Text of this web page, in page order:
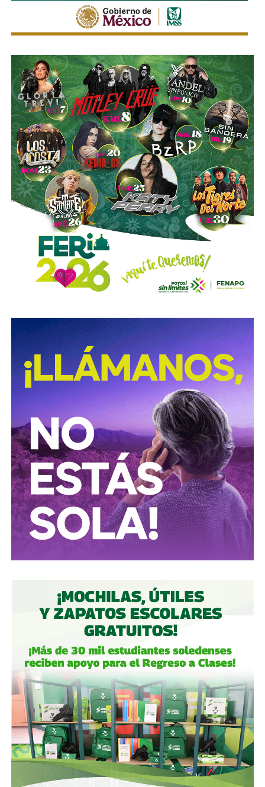
hacerse responsable de sus publicaciones de manera
Los espero, yo no tengo prisa, confío en su
profunda intolerancia al ego herido.
Ahora, lo que hace posible este cambio no es solo un
arranque de valentía ni mi despertar ese de madrugada.
Detrás de estos cambios, nuestro medio empieza a
operar una infraestructura de inteligencia artificial
diseñada para hacer lo que ningún equipo humano puede
hacer todos los días con todo lo que se publica: leer la
información, desarmarla, extraer los datos cuando se
detecten , y cruzarlos contra la memoria de lo que ya se
dijo antes.
La máquina recuerda lo que luego el poder confía en que
se nos olvide.Esa será su función y también su límite:
propone, pero un ser humano dispone.Ninguna
evaluación, criterio o producto se publicará jamás sin el
cuidado de un periodista.
El día que eso se invierta, y
dejemos todo a la maquina, entonces cierren esta
página porque ya no seremos nosotros. El periodismo
perdiendo todo sentido.
El primer paso de este camino tiene nombre y
se
entregará desde mañana a un círculo muy reducido al
que mantendré en mis listas de difusión, lo bauticé
como “A Tiempo y Marcando el Ritmo”.
Ese es solo el inicio. Hay más productos en camino y
cambios estructurales que iremos anunciando conforme
estén listos —no antes, porque aquí no vamos a
cometer el pecado que le señalamos al poder de
anunciar lo que todavía no existe.
Empezamos en San Luis Potosí, que es donde el águila
paró y donde han iniciado, nacido y generado hombres,
mujeres, movimientos, piezas y talentos de valor
universal.
Sin embargo,la vieja enfermedad de la repetición
narrativas y relatos mediáticos desde el poder,
mismos que obedecen al piramidal filtro del discurso
occidental de producción, consumo y miedo,no es un
problema exclusivo ni de nuestro estado ni país, es un
asunto continental.
Y es que ese sistemaviejo como Matusalen, junto a la
velocidad sin criterio de las herramientas a la mano,el
peligroso scroll incuestionable,el reto de informar en 4
palabras o detener al navegante en dos segundos, ha
generado dos cosas:nuevas especies en el espectro
de la comunicación y el periodismo, y la desalmada
condena que nos depara si seguimos confundiendo
cualquier cosa como noticia, sin cuestionarla y -lo que
es peor- asumirla como verdad.
seguridad de quienes utilizan motocicletas y
atendiendo principios y estándares
seguridad vial.
La utilización de luces encendidas de manera permanente
y de elementos luminosos o reflejantes permitirá facilitar
la identificación de estos vehículos por parte de los
demás conductores, particularmente durante la noche, en
zonas con poca iluminación o ante condiciones que
reduzcan la visibilidad.
La diputada Sánchez López señaló que estas
disposiciones representan una medida preventiva
orientada a proteger la vida de las personas motociclistas,
disminuir la posibilidad de accidentes y reducir la
gravedad de las lesiones y fallecimientos derivados de
siniestros viales.
Con esta reforma, el Congreso del Estado fortalece las
acciones de prevención y seguridad vial, promoviendo una
motocicletas y motonetas en San Luis Potosí.
También lee:Deudores alimentarios podrían enfrentar
cárcel por ocultar bienes en SLP